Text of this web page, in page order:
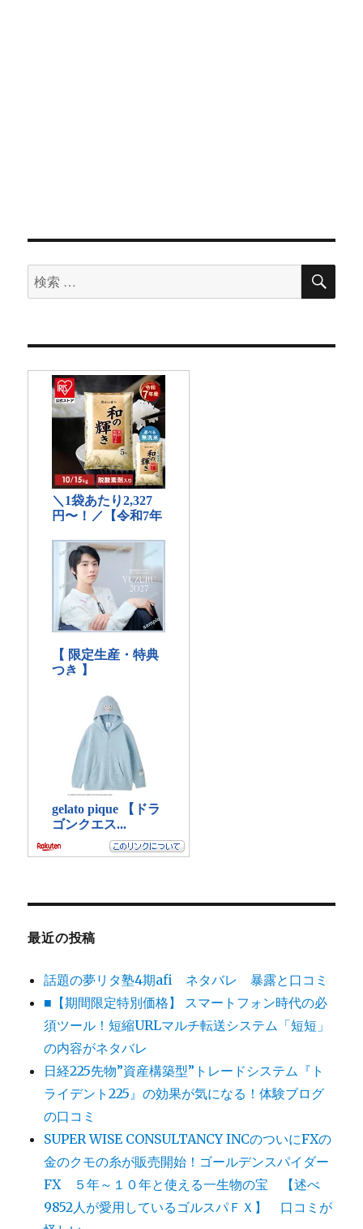
検
索
象:
検
最近の投稿
話題の夢リタ塾4期afi ネタバレ 暴露と口コミ
■【期間限定特別価格】 スマートフォン時代の必
須ツール！短縮URLマルチ転送システム「短短」
の内容がネタバレ
日経225先物”資産構築型”トレードシステム『ト
ライデント225』の効果が気になる！体験ブログ
の口コミ
SUPER WISE CONSULTANCY INCのついにFXの
金のクモの糸が販売開始！ゴールデンスパイダー
FX ５年～１０年と使える一生物の宝 【述べ
9852人が愛用しているゴルスパＦＸ】 口コミが